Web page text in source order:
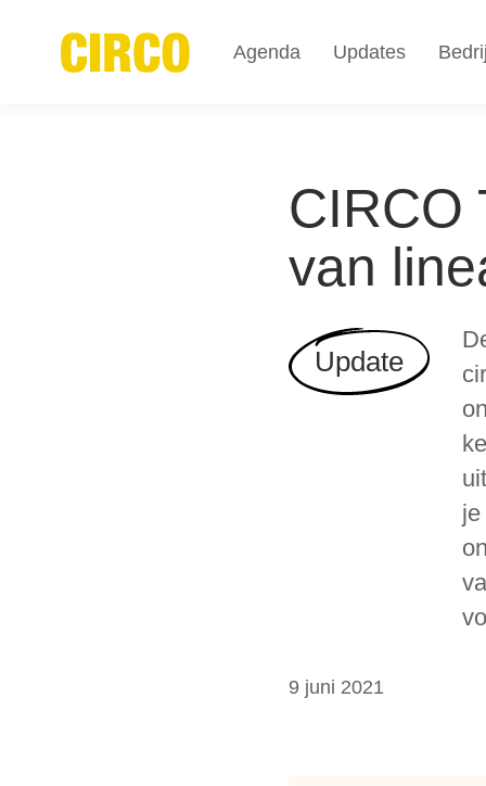
CIRCO
van
Update
9 juni 2021
Agenda Updates